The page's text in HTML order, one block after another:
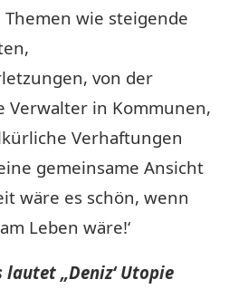
wie steigende
von der
Verwalter in Kommunen,
Verhaftungen
gemeinsame Ansicht
wäre es schön, wenn
Leben wäre!‘
„Deniz‘ Utopie